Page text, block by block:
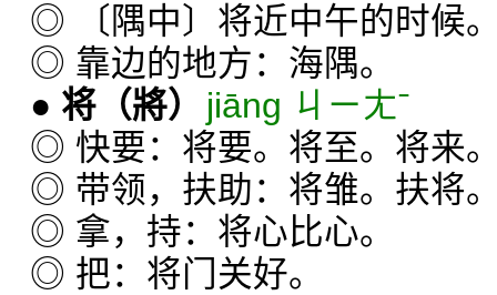
◎ 〔隅中〕将近中午的时候
◎ 靠边的地方：海隅。
● 将 （將）
jiāng ㄐㄧㄤˉ
◎ 快要：将要。将至。将来
◎ 带领，扶助：将雏。扶将
◎ 拿，持：将心比心。
◎ 把：将门关好。